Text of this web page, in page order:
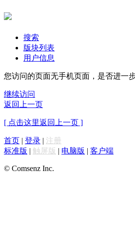
搜索
版块列表
用户信息
您访问的页面无手机页面，是否进一
继续访问
返回上一页
[ 点击这里返回上一页 ]
首页 | 登录 | 注册
标准版 | 触屏版 | 电脑版 | 客户端
© Comsenz Inc.